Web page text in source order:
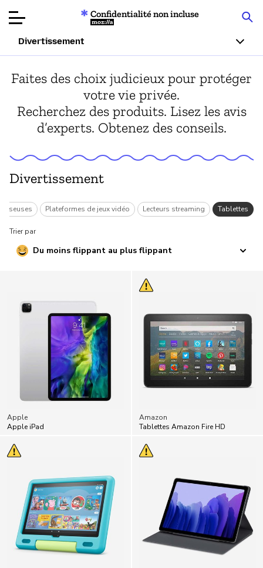
Tests de
produits
Articles
Confidentialité non incluse
Mozilla
Divertissement
Faites des choix judicieux pour protéger
votre vie privée.
Recherchez des produits. Lisez les avis
d’experts. Obtenez des conseils.
Divertissement
Liseuses Plateformes de jeux vidéo Lecteurs streaming Tablettes
Trier par
Du moins flippant au plus flippant
Apple
Apple iPad
Amazon
Tablettes Amazon Fire HD